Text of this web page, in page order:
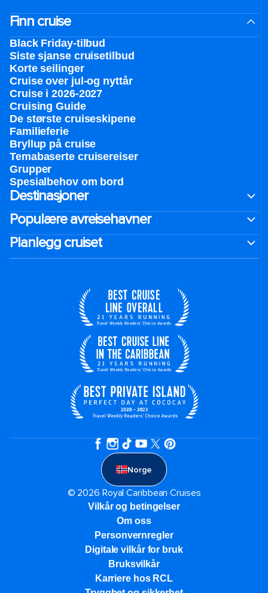
Finn cruise
Black Friday-tilbud
Siste sjanse cruisetilbud
Korte seilinger
Cruise over jul-og nyttår
Cruise i 2026-2027
Cruising Guide
De største cruiseskipene
Familieferie
Bryllup på cruise
Temabaserte cruisereiser
Grupper
Spesialbehov om bord
Destinasjoner
Populære avreisehavner
Planlegg cruiset
Norge
© 2026 Royal Caribbean Cruises
Vilkår og betingelser
Om oss
Personvernregler
Digitale vilkår for bruk
Bruksvilkår
Karriere hos RCL